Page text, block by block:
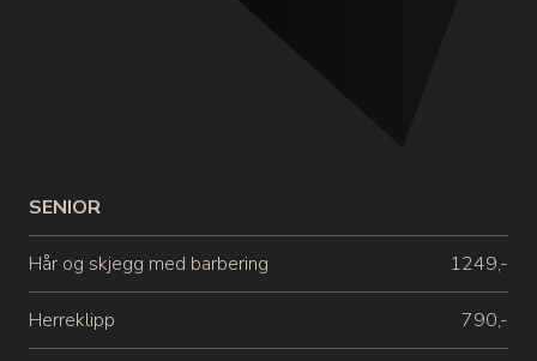
SENIOR
Hår og skjegg med barbering 1249,-
Herreklipp 790,-